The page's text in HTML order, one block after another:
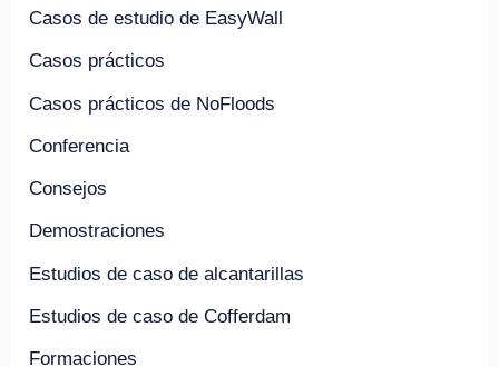
Casos de estudio de EasyWall
Casos prácticos
Casos prácticos de NoFloods
Conferencia
Consejos
Demostraciones
Estudios de caso de alcantarillas
Estudios de caso de Cofferdam
Formaciones